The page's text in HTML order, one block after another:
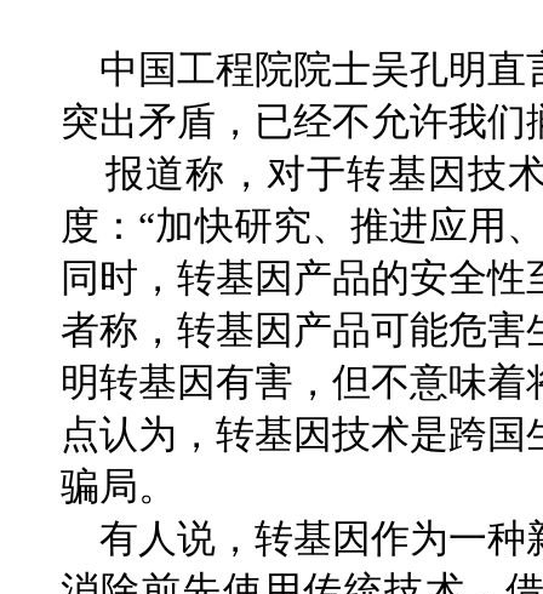
中国工程院院士吴孔明直
突出矛盾，已经不允许我
报道称，对于转基因技
度：“加快研究、推进应用
同时，转基因产品的安全
者称，转基因产品可能危
明转基因有害，但不意味
点认为，转基因技术是跨
骗局。
有人说，转基因作为一种